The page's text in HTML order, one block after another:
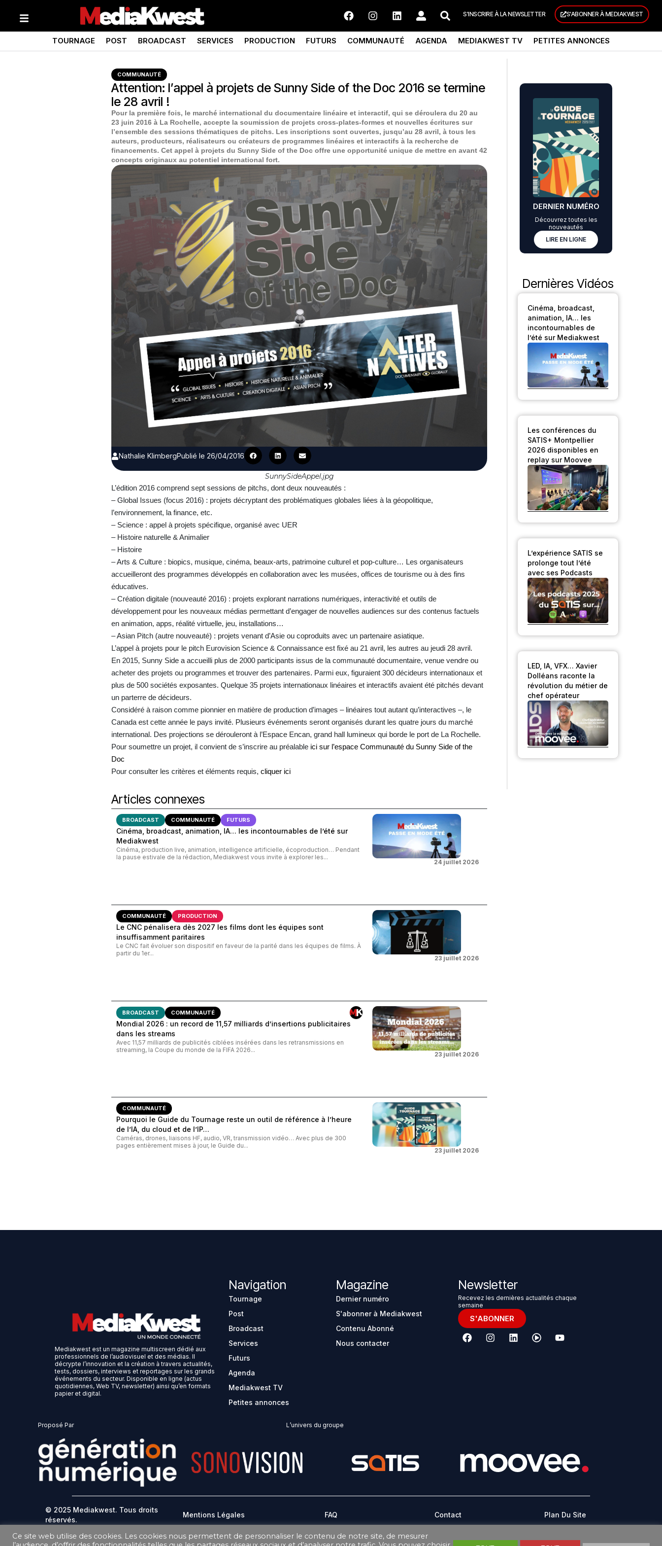
S'INSCRIRE À LA NEWSLETTER S'ABONNER À MEDIAKWEST
TOURNAGE POST BROADCAST SERVICES PRODUCTION FUTURS COMMUNAUTÉ AGENDA MEDIAKWEST TV PETITES ANNONCES
COMMUNAUTÉ
Attention: l’appel à projets de Sunny Side of the Doc 2016 se termine
le 28 avril !
Pour la première fois, le marché international du documentaire linéaire et interactif, qui se déroulera du 20 au
23 juin 2016 à La Rochelle, accepte la soumission de projets cross-plates-formes et nouvelles écritures sur
l’ensemble des sessions thématiques de pitchs. Les inscriptions sont ouvertes, jusqu’au 28 avril, à tous les
auteurs, producteurs, réalisateurs ou créateurs de programmes linéaires et interactifs à la recherche de
financements. Cet appel à projets du Sunny Side of the Doc offre une opportunité unique de mettre en avant 42
concepts originaux au potentiel international fort.
Nathalie KlimbergPublié le 26/04/2016
SunnySideAppel.jpg
L’édition 2016 comprend sept sessions de pitchs, dont deux nouveautés :
– Global Issues (focus 2016) : projets décryptant des problématiques globales liées à la géopolitique,
l’environnement, la finance, etc.
– Science : appel à projets spécifique, organisé avec UER
– Histoire naturelle & Animalier
– Histoire
– Arts & Culture : biopics, musique, cinéma, beaux-arts, patrimoine culturel et pop-culture… Les organisateurs
accueilleront des programmes développés en collaboration avec les musées, offices de tourisme ou à des fins
éducatives.
– Création digitale (nouveauté 2016) : projets explorant narrations numériques, interactivité et outils de
développement pour les nouveaux médias permettant d’engager de nouvelles audiences sur des contenus factuels
en animation, apps, réalité virtuelle, jeu, installations…
– Asian Pitch (autre nouveauté) : projets venant d’Asie ou coproduits avec un partenaire asiatique.
L’appel à projets pour le pitch Eurovision Science & Connaissance est fixé au 21 avril, les autres au jeudi 28 avril.
En 2015, Sunny Side a accueilli plus de 2000 participants issus de la communauté documentaire, venue vendre ou
acheter des projets ou programmes et trouver des partenaires. Parmi eux, figuraient 300 décideurs internationaux et
plus de 500 sociétés exposantes. Quelque 35 projets internationaux linéaires et interactifs avaient été pitchés devant
un parterre de décideurs.
Considéré à raison comme pionnier en matière de production d’images – linéaires tout autant qu’interactives –, le
Canada est cette année le pays invité. Plusieurs événements seront organisés durant les quatre jours du marché
international. Des projections se dérouleront à l’Espace Encan, grand hall lumineux qui borde le port de La Rochelle.
Pour soumettre un projet, il convient de s’inscrire au préalable ici sur l’espace Communauté du Sunny Side of the
Doc
Pour consulter les critères et éléments requis,cliquer ici
Articles connexes
BROADCAST COMMUNAUTÉ FUTURS
Cinéma, broadcast, animation, IA… les incontournables de l’été sur
Mediakwest
Cinéma, production live, animation, intelligence artificielle, écoproduction… Pendant
la pause estivale de la rédaction, Mediakwest vous invite à explorer les...
24 juillet 2026
COMMUNAUTÉ PRODUCTION
Le CNC pénalisera dès 2027 les films dont les équipes sont
insuffisamment paritaires
Le CNC fait évoluer son dispositif en faveur de la parité dans les équipes de films. À
partir du 1er...
23 juillet 2026
BROADCAST COMMUNAUTÉ
Mondial 2026 : un record de 11,57 milliards d’insertions publicitaires
dans les streams
Avec 11,57 milliards de publicités ciblées insérées dans les retransmissions en
streaming, la Coupe du monde de la FIFA 2026...
23 juillet 2026
COMMUNAUTÉ
Pourquoi le Guide du Tournage reste un outil de référence à l’heure
de l’IA, du cloud et de l’IP…
Caméras, drones, liaisons HF, audio, VR, transmission vidéo… Avec plus de 300
pages entièrement mises à jour, le Guide du...
23 juillet 2026
DERNIER NUMÉRO
Découvrez toutes les
nouveautés
LIRE EN LIGNE
Dernières Vidéos
Cinéma, broadcast,
animation, IA… les
incontournables de
l’été sur Mediakwest
Les conférences du
SATIS+ Montpellier
2026 disponibles en
replay sur Moovee
L’expérience SATIS se
prolonge tout l’été
avec ses Podcasts
LED, IA, VFX… Xavier
Dolléans raconte la
révolution du métier de
chef opérateur
Mediakwest est un magazine multiscreen dédié aux
professionnels de l’audiovisuel et des médias. Il
décrypte l’innovation et la création à travers actualités,
tests, dossiers, interviews et reportages sur les grands
événements du secteur. Disponible en ligne (actus
quotidiennes, Web TV, newsletter) ainsi qu’en formats
papier et digital.
Navigation
Tournage
Post
Broadcast
Services
Futurs
Agenda
Mediakwest TV
Petites annonces
Magazine
Dernier numéro
S'abonner à Mediakwest
Contenu Abonné
Nous contacter
Newsletter
Recevez les dernières actualités chaque
semaine
S'ABONNER
Proposé Par L’univers du groupe
© 2025 Mediakwest. Tous droits
réservés.
Mentions Légales FAQ Contact Plan Du Site
DONNEES PERSONNELLES CONDITIONS GÉNÉRALES DE VENTE ABONNEMENT CONDITIONS GÉNÉRALES D’UTILISATION
Ce site web utilise des cookies. Les cookies nous permettent de personnaliser le contenu de notre site, de mesurer